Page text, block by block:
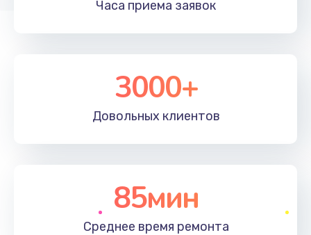
Часа приема заявок
3000+
Довольных клиентов
85мин
Среднее время ремонта